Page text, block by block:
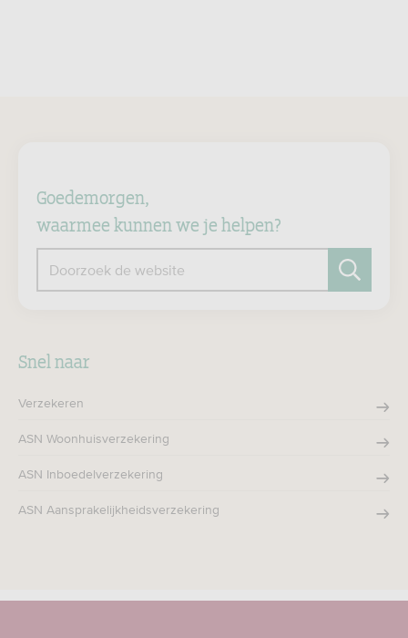
Goedemorgen,
waarmee kunnen we je helpen?
Doorzoek de website
Snel naar
Verzekeren
ASN Woonhuisverzekering
ASN Inboedelverzekering
ASN Aansprakelijkheidsverzekering